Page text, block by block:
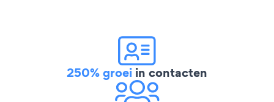
250% groei in contacten